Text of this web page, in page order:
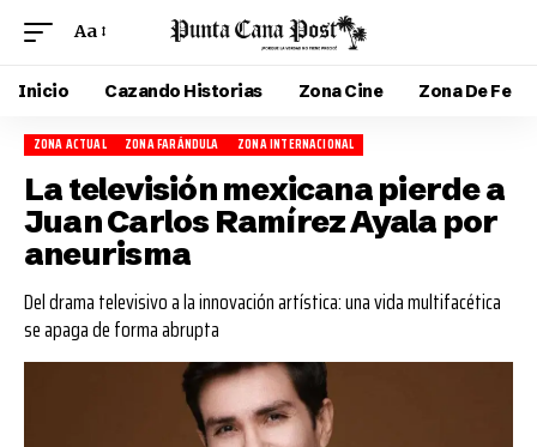
Aa
Inicio Cazando Historias Zona Cine Zona De Fe
ZONA ACTUAL ZONA FARÁNDULA ZONA INTERNACIONAL
La televisión mexicana pierde a
Juan Carlos Ramírez Ayala por
aneurisma
Del drama televisivo a la innovación artística: una vida multifacética
se apaga de forma abrupta